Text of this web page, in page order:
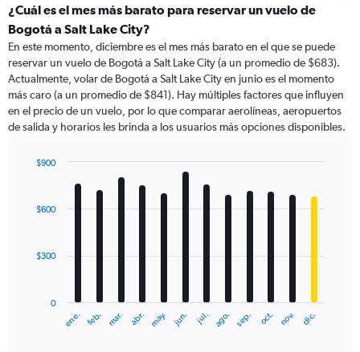
categories.
Range:
91
categories.
The
chart
has
1
Y
displaying
¿Cuál es el mes más barato para reservar un vuelo de
Bogotá a Salt Lake City?
En este momento, diciembre es el mes más barato en el que se puede
reservar un vuelo de Bogotá a Salt Lake City (a un promedio de $683).
Actualmente, volar de Bogotá a Salt Lake City en junio es el momento
más caro (a un promedio de $841). Hay múltiples factores que influyen
en el precio de un vuelo, por lo que comparar aerolíneas, aeropuertos
de salida y horarios les brinda a los usuarios más opciones disponibles.
with
12
The
ene. feb. mar. abr. may. jun. jul. ago. sep. oct. nov. dic.
0
$300
$600
$900